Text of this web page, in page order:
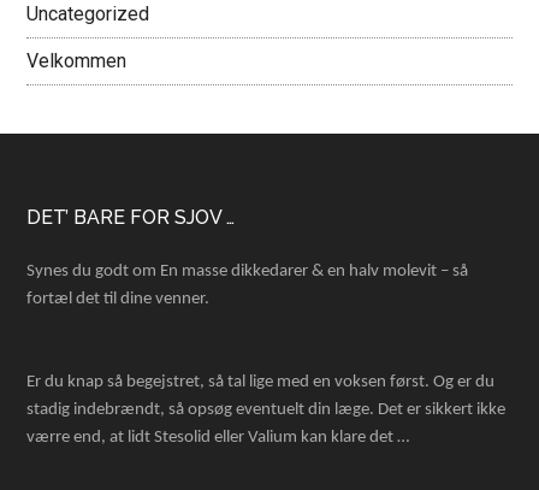
Uncategorized
Velkommen
Footer
DET’ BARE FOR SJOV …
Synes du godt om En masse dikkedarer & en halv molevit – så
fortæl det til dine venner.
Er du knap så begejstret, så tal lige med en voksen først. Og er du
stadig indebrændt, så opsøg eventuelt din læge. Det er sikkert ikke
værre end, at lidt Stesolid eller Valium kan klare det …